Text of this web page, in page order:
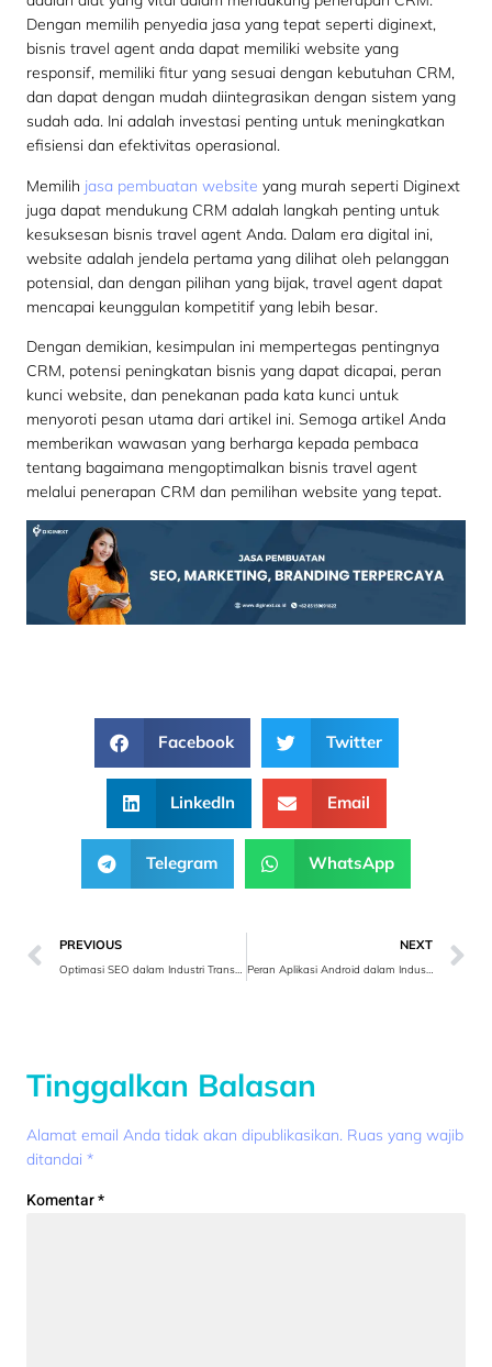
Dengan memilih penyedia jasa yang tepat seperti diginext,
bisnis travel agent anda dapat memiliki website yang
responsif, memiliki fitur yang sesuai dengan kebutuhan CRM,
dan dapat dengan mudah diintegrasikan dengan sistem yang
sudah ada. Ini adalah investasi penting untuk meningkatkan
efisiensi dan efektivitas operasional.
Memilih jasa pembuatan website yang murah seperti Diginext
juga dapat mendukung CRM adalah langkah penting untuk
kesuksesan bisnis travel agent Anda. Dalam era digital ini,
website adalah jendela pertama yang dilihat oleh pelanggan
potensial, dan dengan pilihan yang bijak, travel agent dapat
mencapai keunggulan kompetitif yang lebih besar.
Dengan demikian, kesimpulan ini mempertegas pentingnya
CRM, potensi peningkatan bisnis yang dapat dicapai, peran
kunci website, dan penekanan pada kata kunci untuk
menyoroti pesan utama dari artikel ini. Semoga artikel Anda
memberikan wawasan yang berharga kepada pembaca
tentang bagaimana mengoptimalkan bisnis travel agent
melalui penerapan CRM dan pemilihan website yang tepat.
Facebook Twitter
LinkedIn Email
Telegram WhatsApp
PREVIOUS NEXT
Peran Aplikasi Android dalam Industri TIK
Tinggalkan Balasan
Alamat email Anda tidak akan dipublikasikan. Ruas yang wajib
ditandai *
Komentar*